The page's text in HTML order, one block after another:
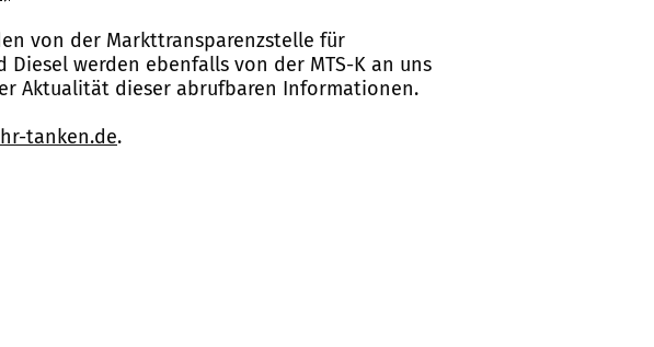
von der Markttransparenzstelle für
Diesel werden ebenfalls von der MTS-K an uns
Aktualität dieser abrufbaren Informationen.
tanken.de.